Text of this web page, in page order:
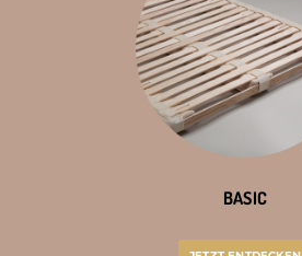
BASIC